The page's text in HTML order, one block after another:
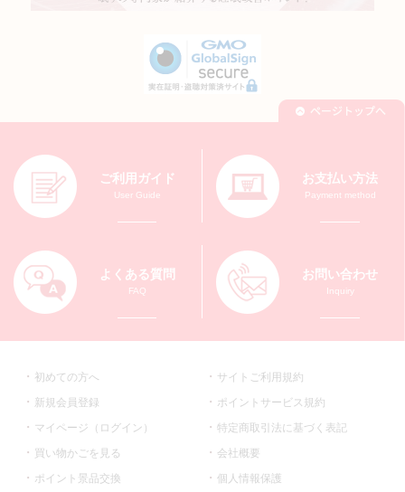
ご利用ガイド
User Guide
お支払い方法
Payment method
よくある質問
FAQ
お問い合わせ
Inquiry
初めての方へ
新規会員登録
マイページ（ログイン）
買い物かごを見る
ポイント景品交換
サイトご利用規約
ポイントサービス規約
特定商取引法に基づく表記
会社概要
個人情報保護